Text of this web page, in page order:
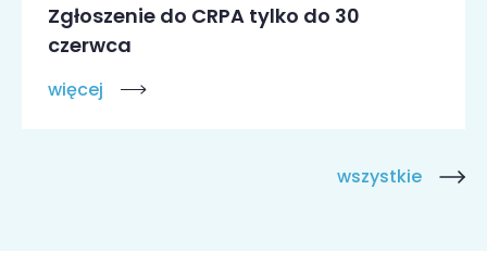
Zgłoszenie do CRPA tylko do 30
czerwca
więcej
wszystkie